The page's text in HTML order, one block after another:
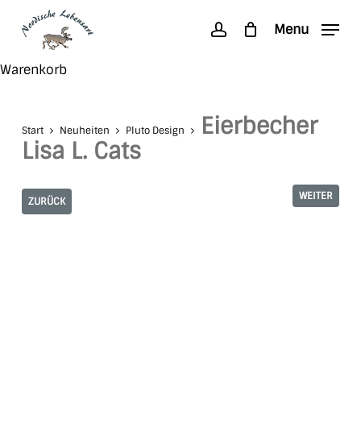
content
accountMenu
WarenkorbClose
Start Neuheiten Pluto Design
Eierbecher
Lisa L. Cats
ZURÜCK WEITER